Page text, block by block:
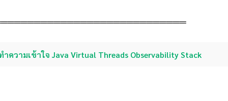
ำความเข้าใจ Java Virtual Threads Observability Stack